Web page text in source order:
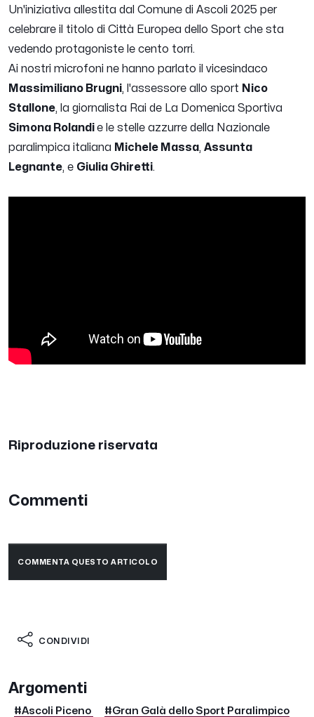
Un'iniziativa allestita dal Comune di Ascoli 2025 per
celebrare il titolo di Città Europea dello Sport che sta
vedendo protagoniste le cento torri.
Ai nostri microfoni ne hanno parlato il vicesindaco
Massimiliano Brugni, l'assessore allo sport Nico
Stallone, la giornalista Rai de La Domenica Sportiva
Simona Rolandie le stelle azzurre della Nazionale
paralimpica italiana Michele Massa, Assunta
Legnante, e Giulia Ghiretti.
Riproduzione riservata
Commenti
COMMENTA QUESTO ARTICOLO
CONDIVIDI
Argomenti
#Ascoli Piceno
#Gran Galà dello Sport Paralimpico